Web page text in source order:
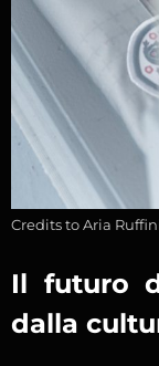
Credits to Aria
Il futuro
dalla